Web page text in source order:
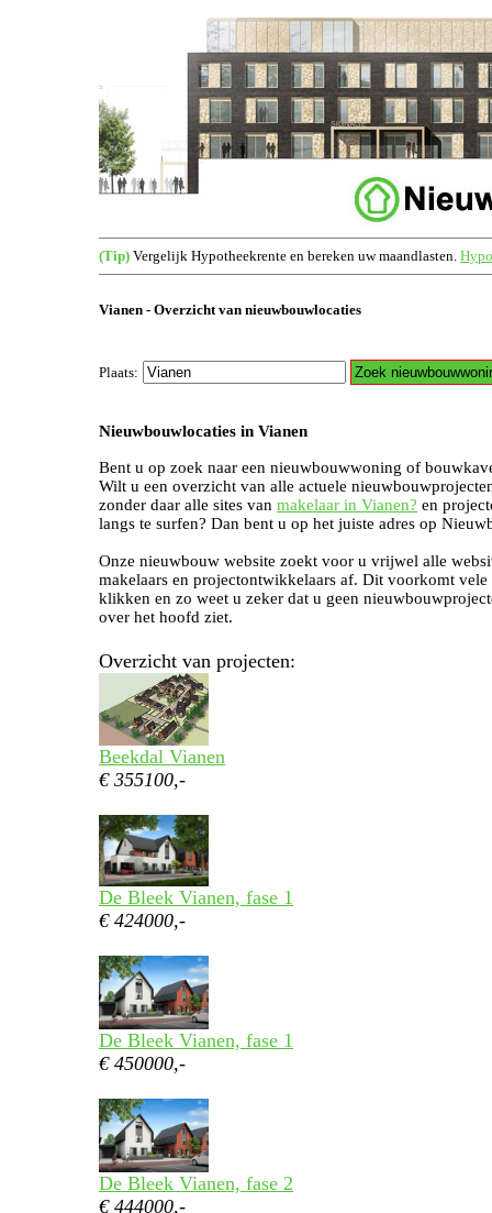
(Tip) Vergelijk Hypotheekrente en bereken uw maandlasten.
Vianen - Overzicht van nieuwbouwlocaties
Plaats:
Nieuwbouwlocaties in Vianen
Bent u op zoek naar een nieuwbouwwoning of
Wilt u een overzicht van alle actuele
zonder daar alle sites van makelaar in Vianen? en
langs te surfen? Dan bent u op het juiste adres op
Onze nieuwbouw website zoekt voor u vrijwel alle
makelaars en projectontwikkelaars af. Dit voorkomt vele
klikken en zo weet u zeker dat u geen
over het hoofd ziet.
Overzicht van projecten:
Beekdal Vianen
€ 355100,-
De Bleek Vianen, fase 1
€ 424000,-
De Bleek Vianen, fase 1
€ 450000,-
De Bleek Vianen, fase 2
€ 444000,-